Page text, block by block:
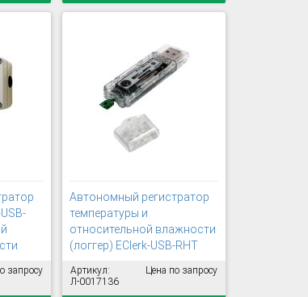
запросу
Автономный регистратор
температуры и
относительной влажности
(логгер) EClerk-USB-RHT
Артикул:
Л-0017136
Цена по запросу